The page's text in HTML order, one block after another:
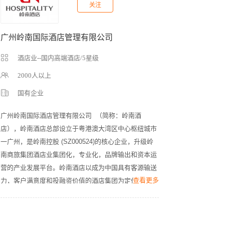
关注
广州岭南国际酒店管理有限公司
酒店业--国内高端酒店/5星级
2000人以上
国有企业
广州岭南国际酒店管理有限公司  （简称：岭南酒
店），岭南酒店总部设立于粤港澳大湾区中心枢纽城市
一广州，是岭南控股 (SZ000524)的核心企业，升级岭
南商旅集团酒店业集团化，专业化，品牌输出和资本运
营的产业发展平台。岭南酒店以成为中国具有客源输送
力，客户满意度和投融资价值的酒店集团为定位，深度
查看更多